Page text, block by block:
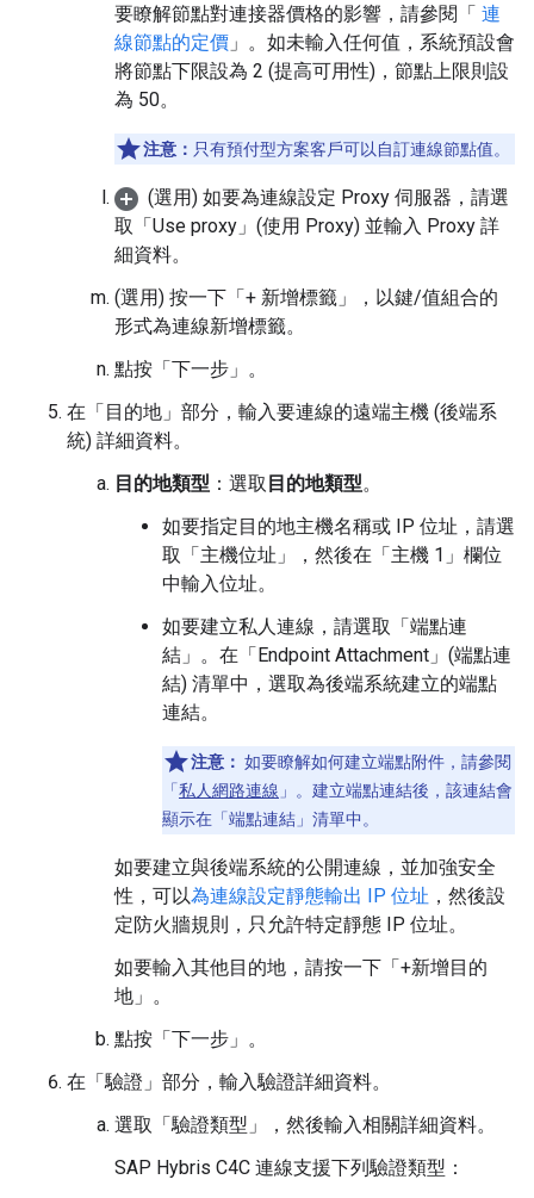
要瞭解節點對連接器價格的影響，請參閱「 連
線節點的定價 」。如未輸入任何值，系統預設會
將節點下限設為 2 (提高可用性)，節點上限則設
為 50。
注意： 只有預付型方案客戶可以自訂連線節點值。
(選用) 如要為連線設定 Proxy 伺服器，請選
取「Use proxy」(使用 Proxy) 並輸入 Proxy 詳
細資料。
(選用) 按一下「+ 新增標籤」
，以鍵/值組合的
形式為連線新增標籤。
點按「下一步」 。
在「目的地」 部分，輸入要連線的遠端主機 (後端系
統) 詳細資料。
目的地類型 ：選取 目的地類型。
如要指定目的地主機名稱或 IP 位址，請選
取「主機位址」
，然後在「主機 1」 欄位
中輸入位址。
如要建立私人連線，請選取「端點連
結」 。在「Endpoint Attachment」(端點連
結) 清單中，選取為後端系統建立的端點
連結。
注意： 如要瞭解如何建立端點附件，請參閱
「 私人網路連線 」。建立端點連結後，該連結會
顯示在「端點連結」 清單中。
如要建立與後端系統的公開連線，並加強安全
性，可以為連線設定靜態輸出 IP 位址 ，然後設
定防火牆規則，只允許特定靜態 IP 位址。
如要輸入其他目的地，請按一下「+新增目的
地」 。
點按「下一步」 。
在「驗證」 部分，輸入驗證詳細資料。
選取「驗證類型」
，然後輸入相關詳細資料。
SAP Hybris C4C 連線支援下列驗證類型：